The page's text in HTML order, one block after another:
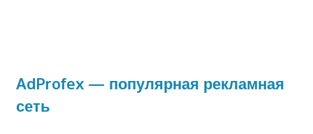
AdProfex — популярная рекламная
сеть